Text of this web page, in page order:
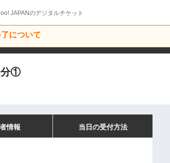
JAPANのデジタルチケット
について
分①
情報 当日の受付方法